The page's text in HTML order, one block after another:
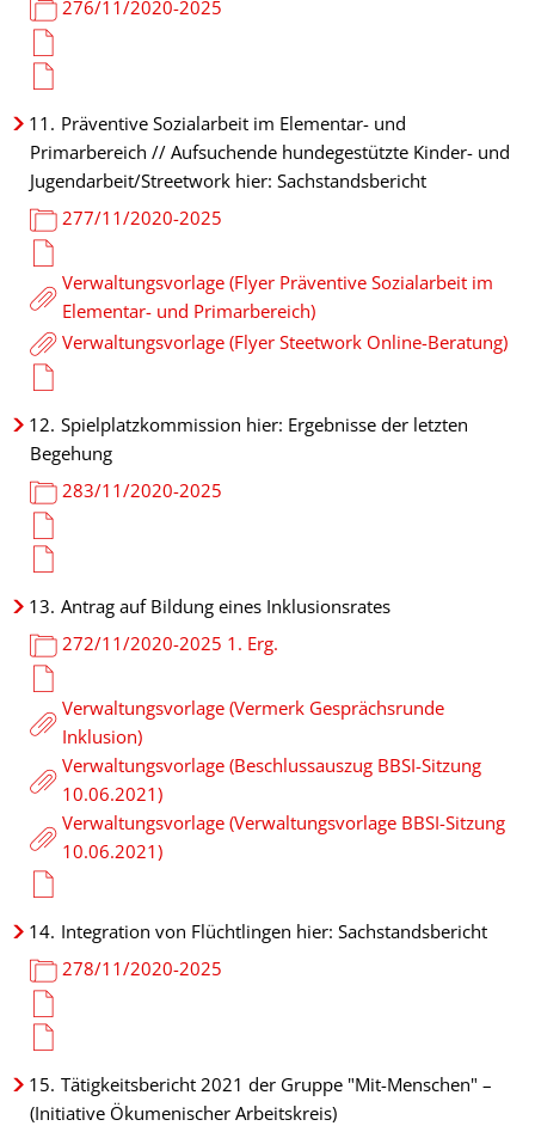
276/11/2020-2025
11. Präventive Sozialarbeit im Elementar- und
Primarbereich // Aufsuchende hundegestützte Kinder- und
Jugendarbeit/Streetwork hier: Sachstandsbericht
277/11/2020-2025
Verwaltungsvorlage (Flyer Präventive Sozialarbeit im
Elementar- und Primarbereich)
Verwaltungsvorlage (Flyer Steetwork Online-Beratung)
12. Spielplatzkommission hier: Ergebnisse der letzten
Begehung
283/11/2020-2025
13. Antrag auf Bildung eines Inklusionsrates
272/11/2020-2025 1. Erg.
Verwaltungsvorlage (Vermerk Gesprächsrunde
Inklusion)
Verwaltungsvorlage (Beschlussauszug BBSI-Sitzung
10.06.2021)
Verwaltungsvorlage (Verwaltungsvorlage BBSI-Sitzung
10.06.2021)
14. Integration von Flüchtlingen hier: Sachstandsbericht
278/11/2020-2025
15. Tätigkeitsbericht 2021 der Gruppe "Mit-Menschen" –
(Initiative Ökumenischer Arbeitskreis)